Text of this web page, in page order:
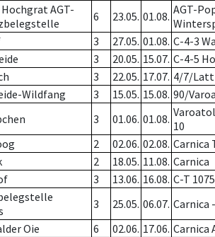
Hochgrat AGT-
6 23.05. 01.08. AGT-
3 27.05. 01.08. C-4-3
3 20.05. 15.07. C-4-5
3 22.05. 17.07. 4/7/
Wildfang 3 15.05. 15.08. 90/
3 01.06. 01.08. 10
2 02.06. 02.08. Carnica
2 18.05. 11.08. Carnica
3 13.06. 16.08. C-T 1075
3 25.05. 06.07. Carnica
Oie 6 02.06. 17.06. Carnica